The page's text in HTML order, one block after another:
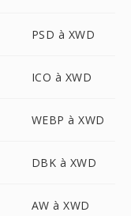
PSD à XWD
ICO à XWD
WEBP à XWD
DBK à XWD
AW à XWD